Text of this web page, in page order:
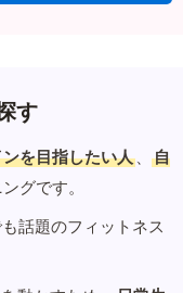
す
を目指したい人 、
自
グです。
話題のフィットネス